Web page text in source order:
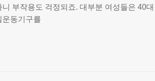
부작용도 걱정되죠. 대부분 여성들은 40
운동기구를